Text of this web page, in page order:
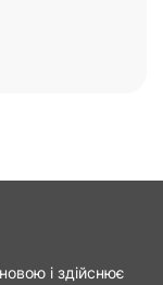
і здійснює